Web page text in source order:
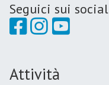
Seguici sui social
Attività